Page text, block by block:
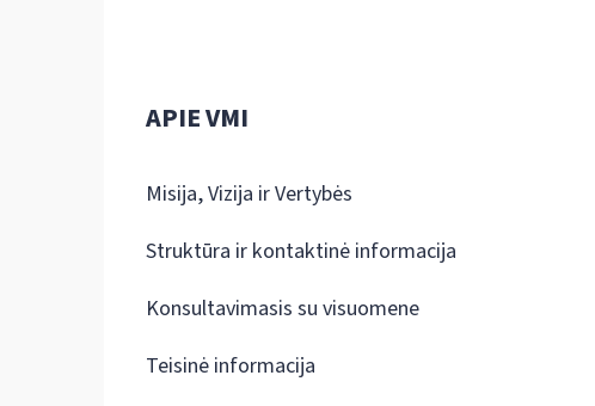
APIE VMI
Misija, Vizija ir Vertybės
Struktūra ir kontaktinė informacija
Konsultavimasis su visuomene
Teisinė informacija